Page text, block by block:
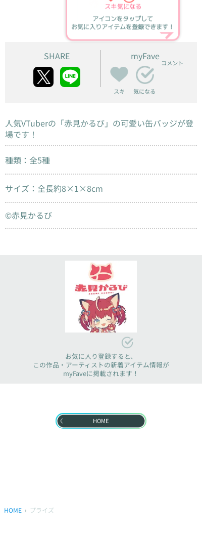
スキ気になる
アイコンをタップして
お気に入りアイテムを登録できます！
SHARE myFave
スキ 気になる
コメント
人気VTuberの「赤見かるび」の可愛い缶バッジが登
場です！
種類：全5種
サイズ：全長約8×1×8cm
©赤見かるび
お気に入り登録すると、
この作品・アーティストの新着アイテム情報が
myFaveに掲載されます！
HOME
HOME プライズ